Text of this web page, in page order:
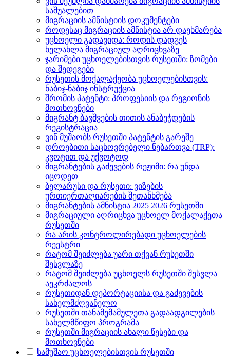
საშუალებით
მიგრაციის ამნისტიის დოკუმენტები
როდესაც მიგრაციის ამნისტია არ დაეხმარება
უცხოელი გადავიდა: როდის დადგეს
ხელახლა მიგრაციულ აღრიცხვაზე
ჯარიმები უცხოელებისთვის რუსეთში: ზომები
და შედეგები
რუსეთის მოქალაქეობა უცხოელებისთვის:
ნაბიჯ-ნაბიჯ ინსტრუქცია
შრომის პატენტი: პროფესიის და რეგიონის
მოთხოვნები
მიგრანტ ბავშვების თითის ანაბეჭდების
რეგისტრაცია
ვინ მუშაობს რუსეთში პატენტის გარეშე
დროებითი საცხოვრებელი ნებართვა (TRP):
კვოტით და უქვოტოდ
მიგრანტების გაძევების რეჟიმი: რა უნდა
იცოდეთ
ბელარუსი და რუსეთი: ვიზების
ურთიერთაღიარების შეთანხმება
მიგრანტების ამნისტია 2025 2026 რუსეთში
მიგრაციული აღრიცხვა უცხოელ მოქალაქეთა
რუსეთში
რა არის კონტროლირებადი უცხოელების
რეესტრი
რატომ შეიძლება უარი თქვან რუსეთში
შესვლაზე
რატომ შეიძლება უცხოელს რუსეთში შესვლა
აეკრძალოს
რუსეთიდან დეპორტაციისა და გაძევების
სახელმძღვანელო
რუსეთში თანამემამულეთა გადაადგილების
სახელმწიფო პროგრამა
რუსეთში მიგრაციის ახალი წესები და
მოთხოვნები
სამუშაო უცხოელებისთვის რუსეთში